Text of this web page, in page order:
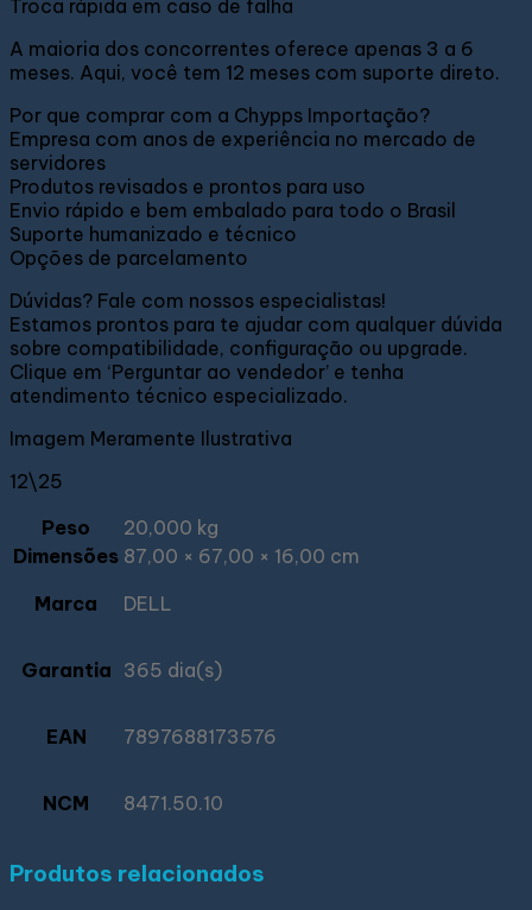
Troca rápida em caso de falha
A maioria dos concorrentes oferece apenas 3 a 6
meses. Aqui, você tem 12 meses com suporte direto.
Por que comprar com a Chypps Importação?
Empresa com anos de experiência no mercado de
servidores
Produtos revisados e prontos para uso
Envio rápido e bem embalado para todo o Brasil
Suporte humanizado e técnico
Opções de parcelamento
Dúvidas? Fale com nossos especialistas!
Estamos prontos para te ajudar com qualquer dúvida
sobre compatibilidade, configuração ou upgrade.
Clique em ‘Perguntar ao vendedor’ e tenha
atendimento técnico especializado.
Imagem Meramente Ilustrativa
12\25
Peso
20,000 kg
Dimensões 87,00 × 67,00 × 16,00 cm
Marca
DELL
Garantia 365 dia(s)
EAN 7897688173576
NCM 8471.50.10
Produtos relacionados